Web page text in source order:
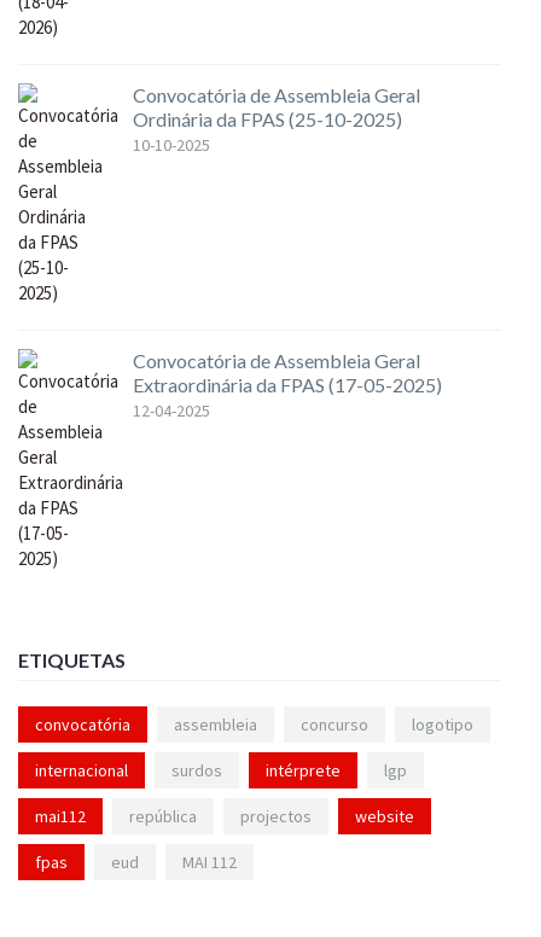
Convocatória de Assembleia Geral
Ordinária da FPAS (25-10-2025)
10-10-2025
Convocatória de Assembleia Geral
Extraordinária da FPAS (17-05-2025)
12-04-2025
ETIQUETAS
convocatória assembleia concurso logotipo
internacional surdos intérprete lgp
mai112 república projectos website
fpas eud MAI 112